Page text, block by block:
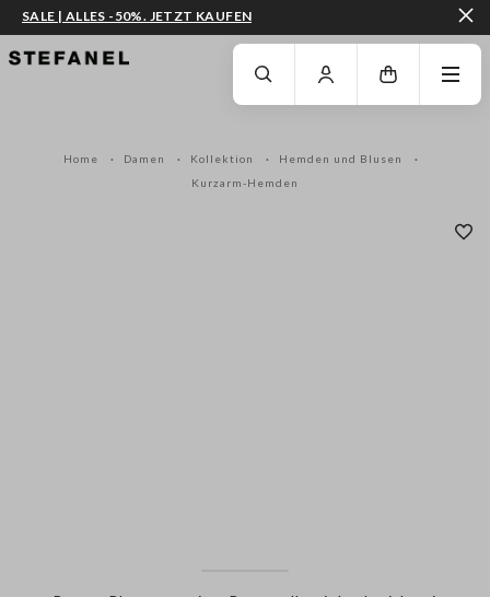
ZUM HAUPTINHALT SPRINGEN GEHEN SIE ZUM ENDE DER SEITE
SALE | ALLES -50%. JETZT KAUFEN
Home Damen Kollektion
Hemden und Blusen
Kurzarm-Hemden